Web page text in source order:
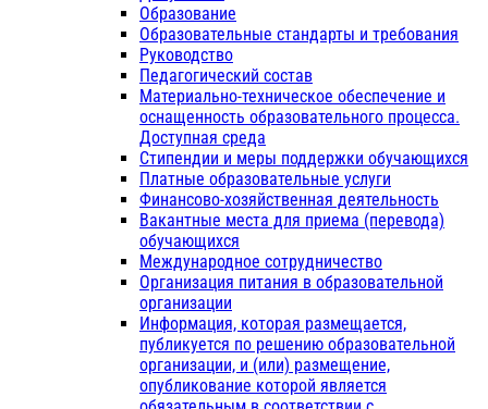
Образование
Образовательные стандарты и требования
Руководство
Педагогический состав
Материально-техническое обеспечение и
оснащенность образовательного процесса.
Доступная среда
Стипендии и меры поддержки обучающихся
Платные образовательные услуги
Финансово-хозяйственная деятельность
Вакантные места для приема (перевода)
обучающихся
Международное сотрудничество
Организация питания в образовательной
организации
Информация, которая размещается,
публикуется по решению образовательной
организации, и (или) размещение,
опубликование которой является